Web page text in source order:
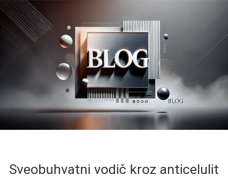
Sveobuhvatni vodič kroz anticelulit